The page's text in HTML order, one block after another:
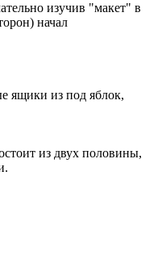
изучив "макет" в
начал
ящики из под яблок,
из двух половины,